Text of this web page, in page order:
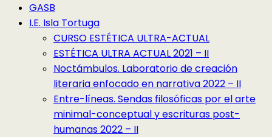
GASB
I.E. Isla Tortuga
CURSO ESTÉTICA ULTRA-ACTUAL
ESTÉTICA ULTRA ACTUAL 2021 – II
Noctámbulos. Laboratorio de creación
literaria enfocado en narrativa 2022 – II
Entre-líneas. Sendas filosóficas por el arte
minimal-conceptual y escrituras post-
humanas 2022 – II